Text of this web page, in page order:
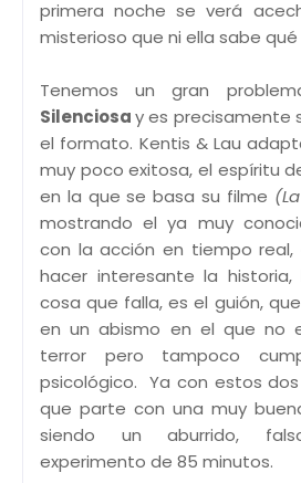
primera noche se verá
misterioso que ni ella sabe qué
Tenemos un gran
Silenciosay es precisamente
el formato. Kentis & Lau
muy poco exitosa, el espíritu
en la que se basa su filme
mostrando el ya muy
con la acción en tiempo
hacer interesante la
cosa que falla, es el guión,
en un abismo en el que no
terror pero tampoco
psicológico. Ya con estos
que parte con una muy
siendo un aburrido,
experimento de 85 minutos.